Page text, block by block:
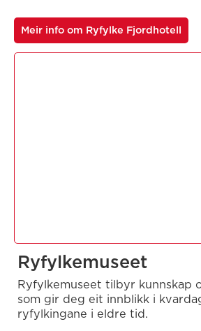
Meir info om Ryfylke Fjordhotell
Ryfylkemuseet
Ryfylkemuseet tilbyr kunnskap
som gir deg eit innblikk i
ryfylkingane i eldre tid.